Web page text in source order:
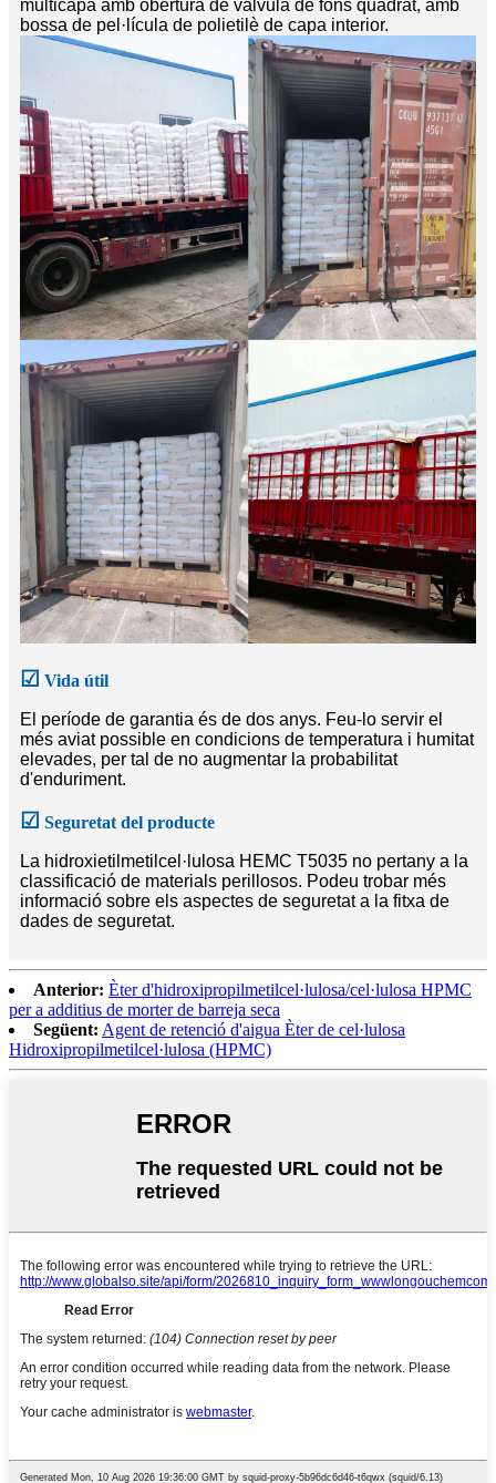
multicapa amb obertura de vàlvula de fons quadrat, amb
bossa de pel·lícula de polietilè de capa interior.
☑ Vida útil
El període de garantia és de dos anys. Feu-lo servir el
més aviat possible en condicions de temperatura i humitat
elevades, per tal de no augmentar la probabilitat
d'enduriment.
☑ Seguretat del producte
La hidroxietilmetilcel·lulosa HEMC T5035 no pertany a la
classificació de materials perillosos. Podeu trobar més
informació sobre els aspectes de seguretat a la fitxa de
dades de seguretat.
Anterior: Èter d'hidroxipropilmetilcel·lulosa/cel·lulosa HPMC
per a additius de morter de barreja seca
Següent: Agent de retenció d'aigua Èter de cel·lulosa
Hidroxipropilmetilcel·lulosa (HPMC)